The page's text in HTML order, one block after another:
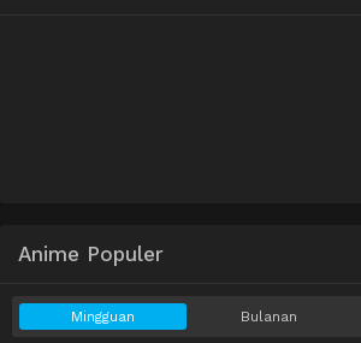
Anime Populer
Mingguan Bulanan